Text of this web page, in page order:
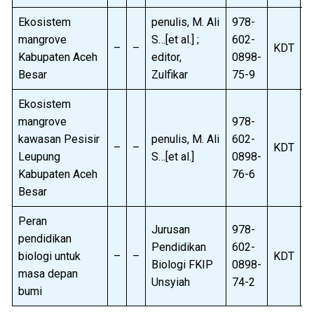
Ekosistem
mangrove
Kabupaten Aceh
Besar
– –
penulis, M. Ali
S…[et al.] ;
editor,
Zulfikar
978-
602-
0898-
75-9
KDT
Ekosistem
mangrove
kawasan Pesisir
Leupung
Kabupaten Aceh
Besar
– –
penulis, M. Ali
S…[et al.]
978-
602-
0898-
76-6
KDT
Peran
pendidikan
biologi untuk
masa depan
bumi
– –
Jurusan
Pendidikan
Biologi FKIP
Unsyiah
978-
602-
0898-
74-2
KDT